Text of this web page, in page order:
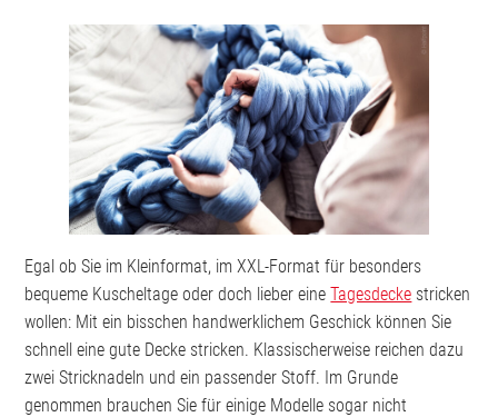
Egal ob Sie im Kleinformat, im XXL-Format für besonders
bequeme Kuscheltage oder doch lieber eineTagesdecke stricken
wollen: Mit ein bisschen handwerklichem Geschick können Sie
schnell eine gute Decke stricken. Klassischerweise reichen dazu
zwei Stricknadeln und ein passender Stoff. Im Grunde
genommen brauchen Sie für einige Modelle sogar nicht